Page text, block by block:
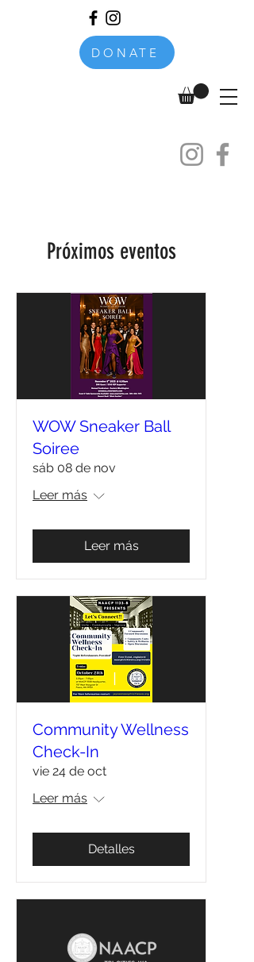
DONATE
Próximos eventos
WOW Sneaker Ball
Soiree
sáb 08 de nov
Leer más
Leer más
Community Wellness
Check-In
vie 24 de oct
Leer más
Detalles